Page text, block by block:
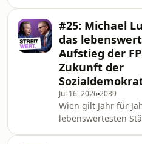
Innenminister
zweiten Folge geht
konkrete Zukunft
autonomes Fahren
Spitzenmedizin. Michael Ludwig
spricht mit Stephan
objektive und
über Investitionen
Budgets
#25: Michael
das
Aufstieg der
Zukunft der
Jul 16, 20262039
Wien gilt Jahr für
lebenswertesten